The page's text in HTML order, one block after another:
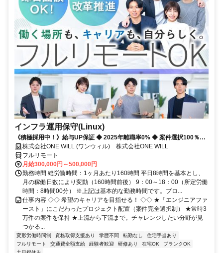
インフラ運用保守(Linux)
《積極採用中！》給与UP保証 ◆ 2025年離職率0% ◆ 案件選択100％！
◆ 平均残業7時間！
株式会社ONE WILL (ワンウィル) 株式会社ONE WILL
フルリモート
月給300,000円～500,000円
勤務時間 総労働時間：1ヶ月あたり160時間 平日8時間を基本とし、
月の稼働日数により変動（160時間前後） 9：00～18：00（所定労働
時間：8時間00分） ※上記は基本的な勤務時間です。プロ...
仕事内容 ◇◇ 希望のキャリアを目指せる！ ◇◇ ★「エンジニアファ
ースト」にこだわったプロジェクト配置（案件完全選択制） ★常時3
万件の案件を保持 ★上流から下流まで。チャレンジしたい分野が見
つかる...
変形労働時間制 資格取得支援あり 学歴不問 転勤なし
住宅手当あり
フルリモート
交通費全額支給 経験者歓迎 研修あり 在宅OK
ブランクOK